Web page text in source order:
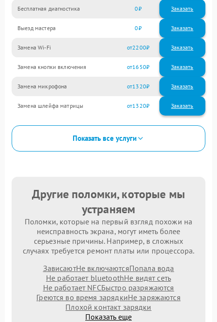
Бесплатная диагностика 0 Заказать
Выезд мастера 0 Заказать
Замена Wi-Fi 2200
Замена кнопки включения 1650
Замена микрофона 1320
Замена шлейфа матрицы 1320
Показать все услуги
Другие поломки, которые мы
устраняем
Поломки, которые на первый взгляд похожи на
неисправность экрана, могут иметь более
серьезные причины. Например, в сложных
случаях требуется ремонт платы или процессора.
ЗависаютНе включаютсяПопала вода
Не работает bluetoothНе видят сеть
Не работает NFCБыстро разряжаются
Греются во время зарядкиНе заряжаются
Плохой контакт зарядки
Показать еще